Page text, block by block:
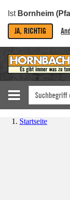
Ist Bornheim
JA, RICHTIG
Startseite